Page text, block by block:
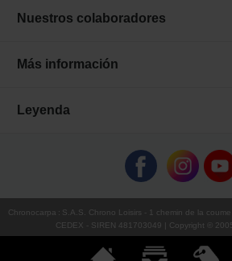
Nuestros colaboradores
Más información
Leyenda
Chronocarpa : S.A.S. Chrono Loisirs - 1 chemin de la
CEDEX - SIREN 481703049 | Copyright ©